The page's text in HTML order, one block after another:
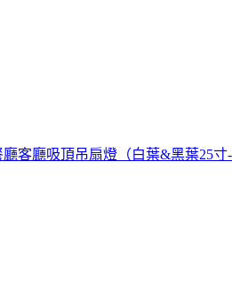
客廳吸頂吊扇燈（白葉&黑葉25寸-